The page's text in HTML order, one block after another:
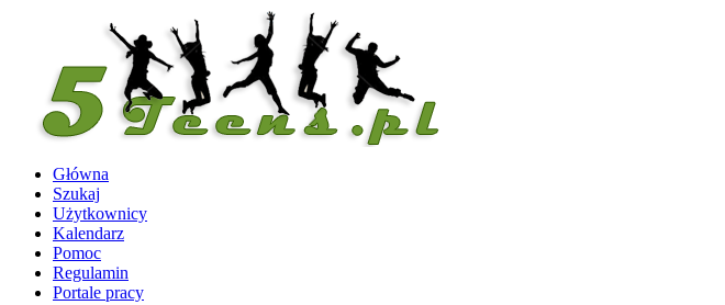
Główna
Szukaj
Użytkownicy
Kalendarz
Pomoc
Regulamin
Portale pracy